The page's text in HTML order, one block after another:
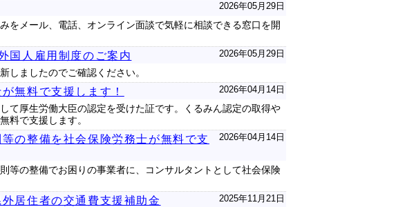
2026年05月29日
をメール、電話、オンライン面談で気軽に相談できる窓口を開
2026年05月29日
国人雇用制度のご案内
しましたのでご確認ください。
2026年04月14日
無料で支援します！
て厚生労働大臣の認定を受けた証です。くるみん認定の取得や
料で支援します。
2026年04月14日
の整備を社会保険労務士が無料で支
等の整備でお困りの事業者に、コンサルタントとして社会保険
2025年11月21日
居住者の交通費支援補助金